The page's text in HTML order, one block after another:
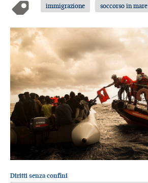
immigrazione soccorso in mare
Diritti senza confini